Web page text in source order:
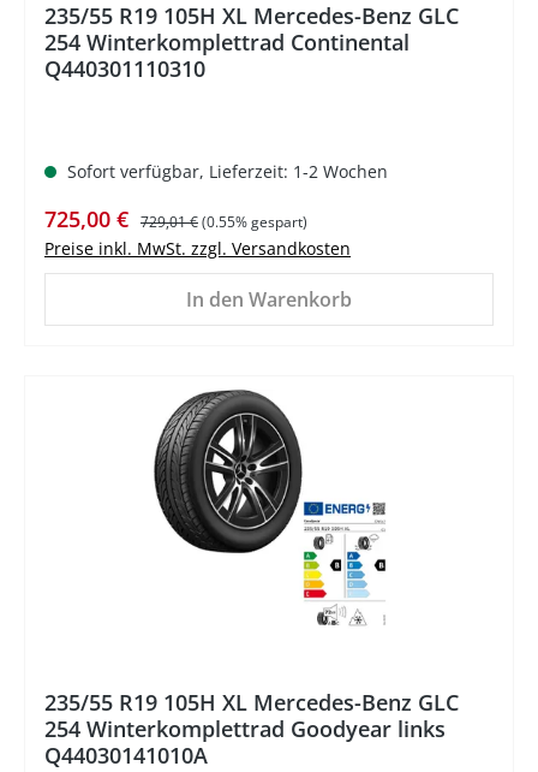
235/55 R19 105H XL Mercedes-Benz GLC
254 Winterkomplettrad Continental
Q440301110310
Sofort verfügbar, Lieferzeit: 1-2 Wochen
Verkaufspreis:
725,00 € Regulärer Preis:
729,01 €(0.55% gespart)
Preise inkl. MwSt. zzgl. Versandkosten
In den Warenkorb
235/55 R19 105H XL Mercedes-Benz GLC
254 Winterkomplettrad Goodyear links
Q44030141010A